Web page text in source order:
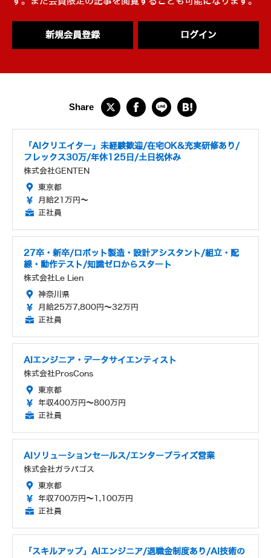
新規会員登録 ログイン
「AIクリエイター」未経験歓迎/在宅OK&充実研修あり/
フレックス30万/年休125日/土日祝休み
株式会社GENTEN
東京都
月給21万円～
正社員
27卒・新卒/ロボット製造・設計アシスタント/組立・配
線・動作テスト/知識ゼロからスタート
株式会社Le Lien
神奈川県
月給25万7,800円～32万円
正社員
AIエンジニア・データサイエンティスト
株式会社ProsCons
東京都
年収400万円～800万円
正社員
AIソリューションセールス/エンタープライズ営業
株式会社ガラパゴス
東京都
年収700万円～1,100万円
正社員
「スキルアップ」AIエンジニア/退職金制度あり/AI技術の